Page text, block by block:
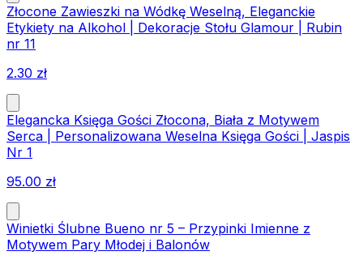
Złocone Zawieszki na Wódkę Weselną, Eleganckie
Etykiety na Alkohol | Dekoracje Stołu Glamour | Rubin
nr 11
2.30 zł
Elegancka Księga Gości Złocona, Biała z Motywem
Serca | Personalizowana Weselna Księga Gości | Jaspis
Nr 1
95.00 zł
Winietki Ślubne Bueno nr 5 – Przypinki Imienne z
Motywem Pary Młodej i Balonów